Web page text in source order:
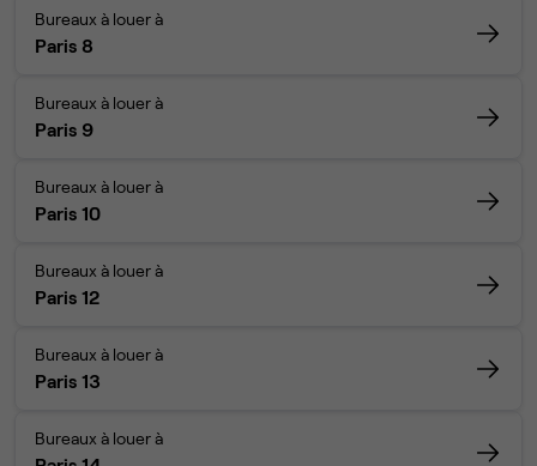
Bureaux à louer à
Paris 8
Bureaux à louer à
Paris 9
Bureaux à louer à
Paris 10
Bureaux à louer à
Paris 12
Bureaux à louer à
Paris 13
Bureaux à louer à